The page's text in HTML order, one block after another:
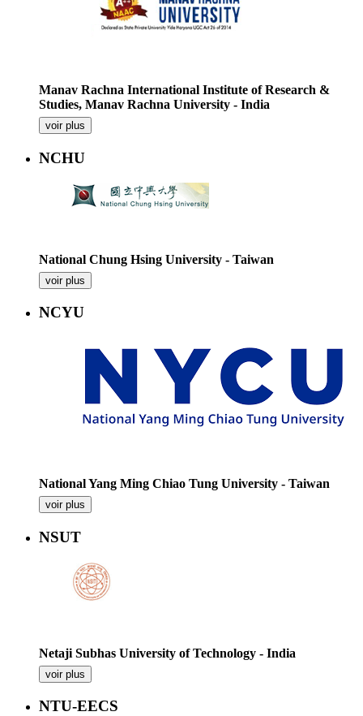
Manav Rachna International Institute of Research &
Studies, Manav Rachna University - India
voir plus
NCHU
National Chung Hsing University - Taiwan
voir plus
NCYU
National Yang Ming Chiao Tung University - Taiwan
voir plus
NSUT
Netaji Subhas University of Technology - India
voir plus
NTU-EECS